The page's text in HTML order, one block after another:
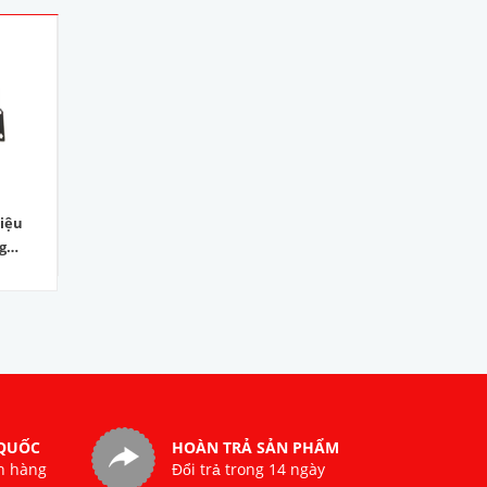
hàng
HOÀN TRẢ SẢN PHẨM
Đổi trả trong 14 ngày